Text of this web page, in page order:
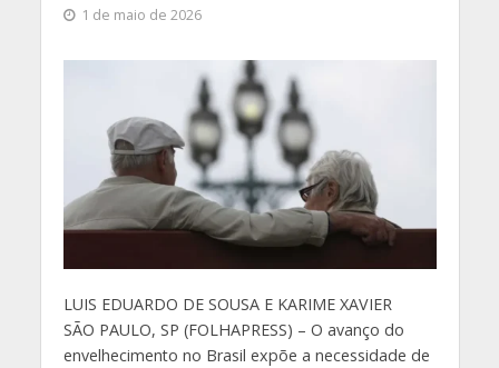
1 de maio de 2026
LUIS EDUARDO DE SOUSA E KARIME XAVIER
SÃO PAULO, SP (FOLHAPRESS) – O avanço do
envelhecimento no Brasil expõe a necessidade de